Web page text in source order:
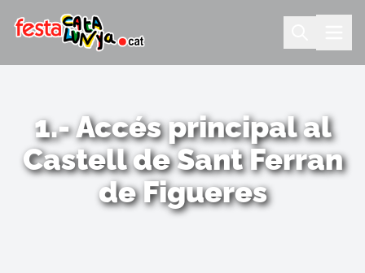
1.- Accés principal al
Castell de Sant Ferran
de Figueres